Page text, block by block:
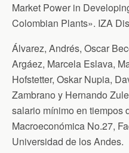
Market Power in
Colombian Plants». IZA
Álvarez, Andrés, Oscar
Argáez, Marcela Eslava,
Hofstetter, Oskar Nupia,
Zambrano y Hernando
salario mínimo en tiempos
Macroeconómica No.27,
Universidad de los Andes.